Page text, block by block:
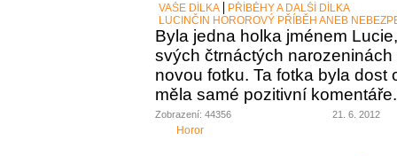
VAŠE DÍLKA
PŘÍBĚHY A DALŠÍ DÍLKA
LUCINČIN HOROROVÝ PŘÍBĚH ANEB
Byla jedna holka jménem
svých čtrnáctých
novou fotku. Ta fotka byla dost
měla samé pozitivní
Zobrazení: 44356 21. 6. 2012
Horor